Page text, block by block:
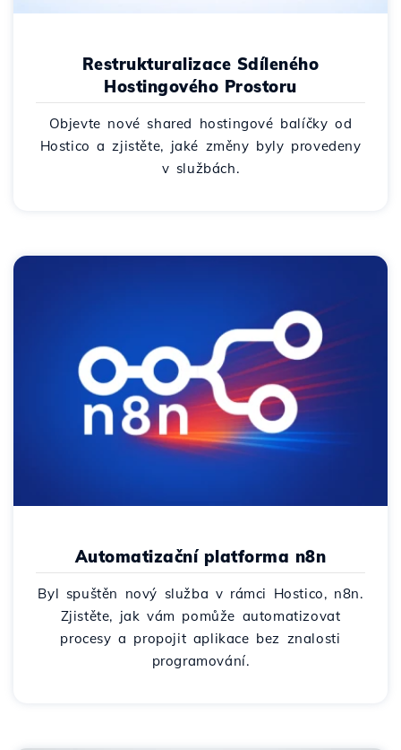
Restrukturalizace Sdíleného
Hostingového Prostoru
Objevte nové shared hostingové balíčky od
Hostico a zjistěte, jaké změny byly provedeny
v službách.
Automatizační platforma n8n
Byl spuštěn nový služba v rámci Hostico, n8n.
Zjistěte, jak vám pomůže automatizovat
procesy a propojit aplikace bez znalosti
programování.